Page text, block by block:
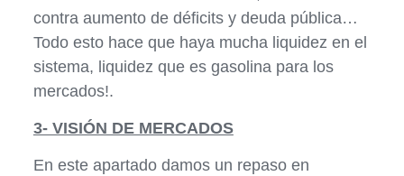
contra aumento de déficits y deuda pública…
Todo esto hace que haya mucha liquidez en el
sistema, liquidez que es gasolina para los
mercados!.
3- VISIÓN DE MERCADOS
En este apartado damos un repaso en